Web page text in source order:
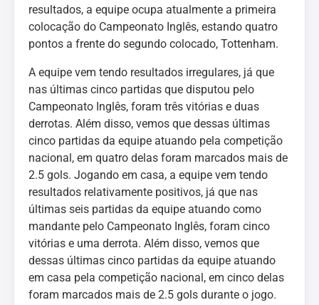
resultados, a equipe ocupa atualmente a primeira
colocação do Campeonato Inglês, estando quatro
pontos a frente do segundo colocado, Tottenham.
A equipe vem tendo resultados irregulares, já que
nas últimas cinco partidas que disputou pelo
Campeonato Inglês, foram três vitórias e duas
derrotas. Além disso, vemos que dessas últimas
cinco partidas da equipe atuando pela competição
nacional, em quatro delas foram marcados mais de
2.5 gols. Jogando em casa, a equipe vem tendo
resultados relativamente positivos, já que nas
últimas seis partidas da equipe atuando como
mandante pelo Campeonato Inglês, foram cinco
vitórias e uma derrota. Além disso, vemos que
dessas últimas cinco partidas da equipe atuando
em casa pela competição nacional, em cinco delas
foram marcados mais de 2.5 gols durante o jogo.